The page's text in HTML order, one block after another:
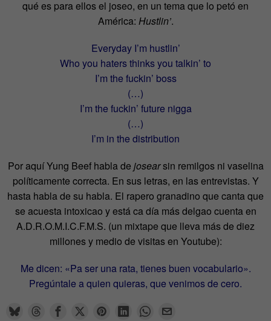
qué es para ellos el joseo, en un tema que lo petó en
América: Hustlin’.
Everyday I’m hustlin’
Who you haters thinks you talkin’ to
I’m the fuckin’ boss
(…)
I’m the fuckin’ future nigga
(…)
I’m in the distribution
Por aquí Yung Beef habla de josearsin remilgos ni vaselina
políticamente correcta. En sus letras, en las entrevistas. Y
hasta habla de su habla. El rapero granadino que canta que
se acuesta intoxicao y está ca día más delgao cuenta en
A.D.R.O.M.I.C.F.M.S. (un mixtape que lleva más de diez
millones y medio de visitas en Youtube):
Me dicen: «Pa ser una rata, tienes buen vocabulario».
Pregúntale a quien quieras, que venimos de cero.